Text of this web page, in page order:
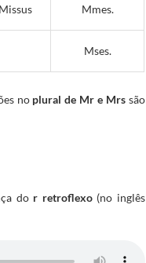
Mmes.
Mses.
no plural de Mr e Mrs são
do r retroflexo (no inglês